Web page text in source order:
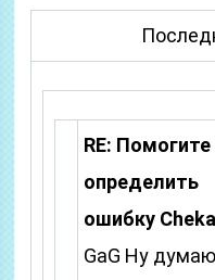
RE: Помогите
определить
ошибку Cheka
GaG Ну думаю